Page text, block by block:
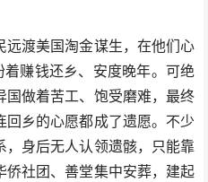
渡美国淘金谋生，在他们心
着赚钱还乡、安度晚年。可绝
国做着苦工、饱受磨难，最终
回乡的心愿都成了遗愿。不少
，身后无人认领遗骸，只能靠
侨社团、善堂集中安葬，建起